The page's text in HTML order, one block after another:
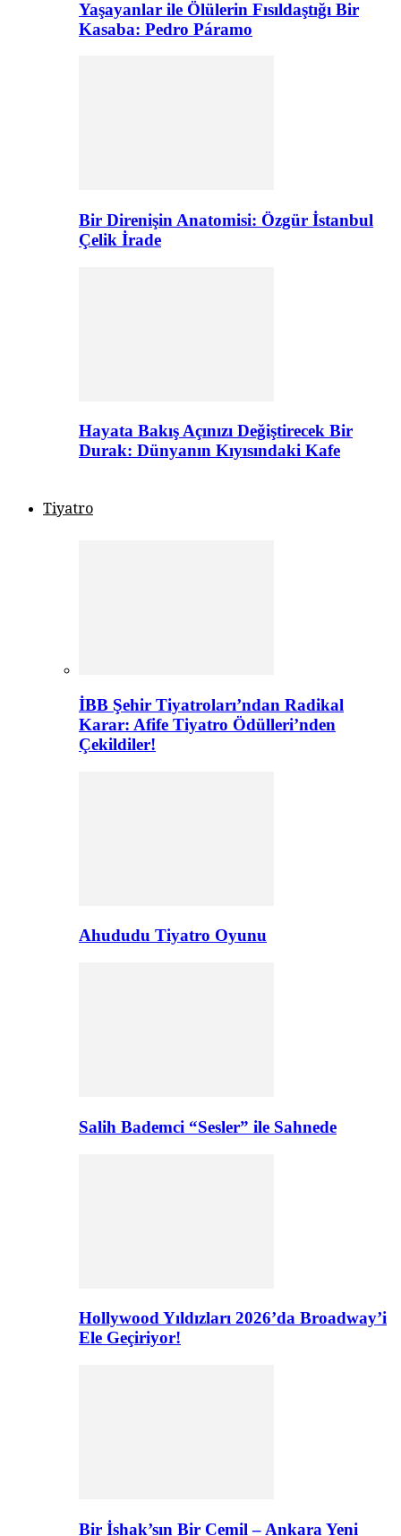
Yaşayanlar ile Ölülerin Fısıldaştığı Bir
Kasaba: Pedro Páramo
Bir Direnişin Anatomisi: Özgür İstanbul
Çelik İrade
Hayata Bakış Açınızı Değiştirecek Bir
Durak: Dünyanın Kıyısındaki Kafe
Tiyatro
İBB Şehir Tiyatroları’ndan Radikal
Karar: Afife Tiyatro Ödülleri’nden
Çekildiler!
Ahududu Tiyatro Oyunu
Salih Bademci “Sesler” ile Sahnede
Hollywood Yıldızları 2026’da Broadway’i
Ele Geçiriyor!
Bir İshak’sın Bir Cemil – Ankara Yeni